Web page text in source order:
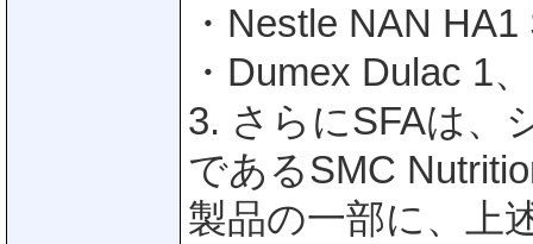
・Nestle NAN
・Dumex Dulac 1
3. さらにSFAは、
であるSMC
製品の一部に、上